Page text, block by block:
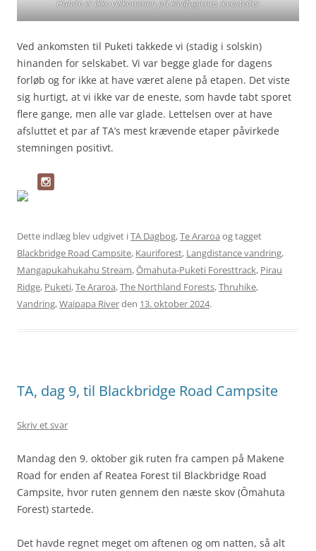
Hunde er ikke velkommen på kiwifuglenes levesteder
Ved ankomsten til Puketi takkede vi (stadig i solskin)
hinanden for selskabet. Vi var begge glade for dagens
forløb og for ikke at have været alene på etapen. Det viste
sig hurtigt, at vi ikke var de eneste, som havde tabt sporet
flere gange, men alle var glade. Lettelsen over at have
afsluttet et par af TA’s mest krævende etaper påvirkede
stemningen positivt.
Dette indlæg blev udgivet iTA Dagbog,Te Araroa og tagget
Blackbridge Road Campsite, Kauriforest, Langdistance vandring,
Mangapukahukahu Stream,Ōmahuta-Puketi Foresttrack, Pirau
Ridge, Puketi,Te Araroa,The Northland Forests,Thruhike,
Vandring,Waipapa Riverden 13. oktober 2024.
TA, dag 9, til Blackbridge Road Campsite
Skriv et svar
Mandag den 9. oktober gik ruten fra campen på Makene
Road for enden af Reatea Forest til Blackbridge Road
Campsite, hvor ruten gennem den næste skov (Ōmahuta
Forest) startede.
Det havde regnet meget om aftenen og om natten, så alt